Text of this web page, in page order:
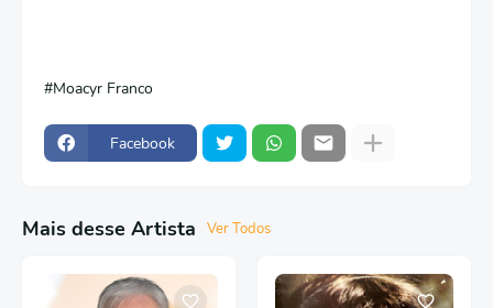
Moacyr Franco
Facebook
Mais desse Artista Ver Todos